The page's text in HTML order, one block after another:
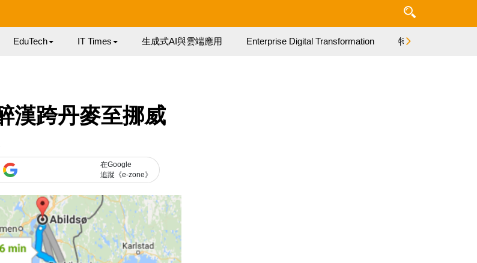
EduTech IT Times 生成式AI與雲端應用 Enterprise Digital Transformation 特集
漢跨丹麥至挪威
在Google
追蹤《e-zone》